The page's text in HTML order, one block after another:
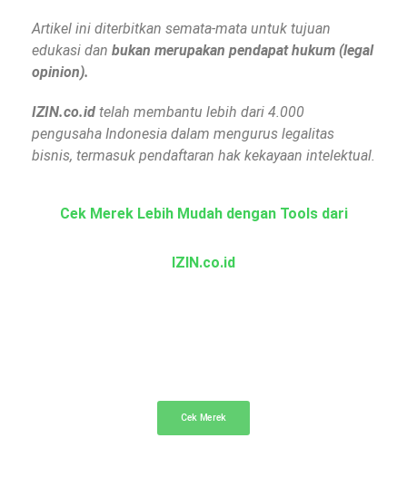
Artikel ini diterbitkan semata-mata untuk tujuan
edukasi dan bukan merupakan pendapat hukum (legal
opinion).
IZIN.co.id telah membantu lebih dari 4.000
pengusaha Indonesia dalam mengurus legalitas
bisnis, termasuk pendaftaran hak kekayaan intelektual.
Cek Merek Lebih Mudah dengan Tools dari
IZIN.co.id
Cek Merek